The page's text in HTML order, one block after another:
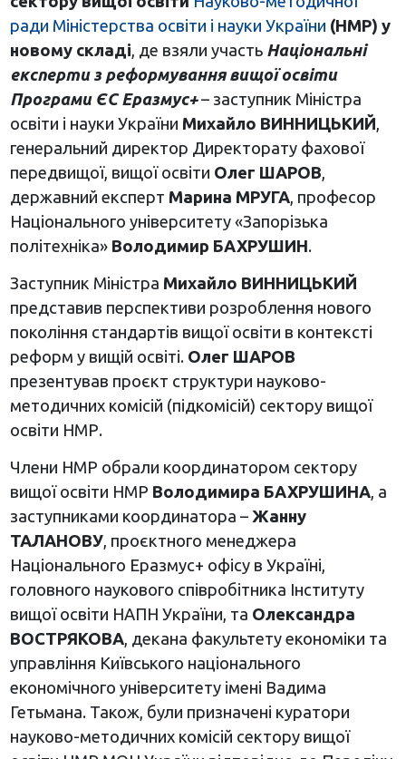
ради Міністерства освіти і науки України (НМР) у
новому складі, де взяли участь Національні
експерти з реформування вищої освіти
Програми ЄС Еразмус+– заступник Міністра
освіти і науки України Михайло ВИННИЦЬКИЙ,
генеральний директор Директорату фахової
передвищої, вищої освіти Олег ШАРОВ,
державний експерт Марина МРУГА, професор
Національного університету «Запорізька
політехніка» Володимир БАХРУШИН.
Заступник Міністра Михайло ВИННИЦЬКИЙ
представив перспективи розроблення нового
покоління стандартів вищої освіти в контексті
реформ у вищій освіті. Олег ШАРОВ
презентував проєкт структури науково-
методичних комісій (підкомісій) сектору вищої
освіти НМР.
Члени НМР обрали координатором сектору
вищої освіти НМР Володимира БАХРУШИНА, а
заступниками координатора – Жанну
ТАЛАНОВУ, проєктного менеджера
Національного Еразмус+ офісу в Україні,
головного наукового співробітника Інституту
вищої освіти НАПН України, та Олександра
ВОСТРЯКОВА, декана факультету економіки та
управління Київського національного
економічного університету імені Вадима
Гетьмана. Також, були призначені куратори
науково-методичних комісій сектору вищої